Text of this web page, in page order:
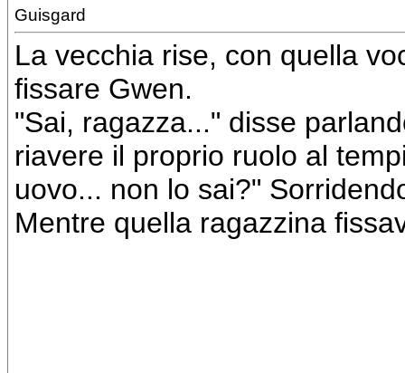
Guisgard
La vecchia rise, con quella
fissare Gwen.
"Sai, ragazza..." disse
riavere il proprio ruolo al
uovo... non lo sai?"
Mentre quella ragazzina